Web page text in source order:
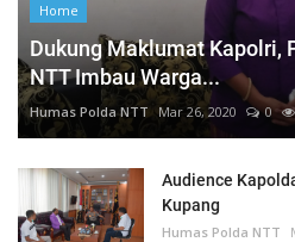
Home
Dukung Maklumat Kapolri,
NTT Imbau Warga...
Humas Polda NTT Mar 26, 2020 0
Audience
Kupang
Humas Polda NTT